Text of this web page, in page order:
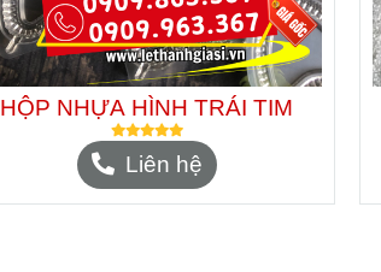
HỘP NHỰA HÌNH TRÁI TIM
Liên hệ